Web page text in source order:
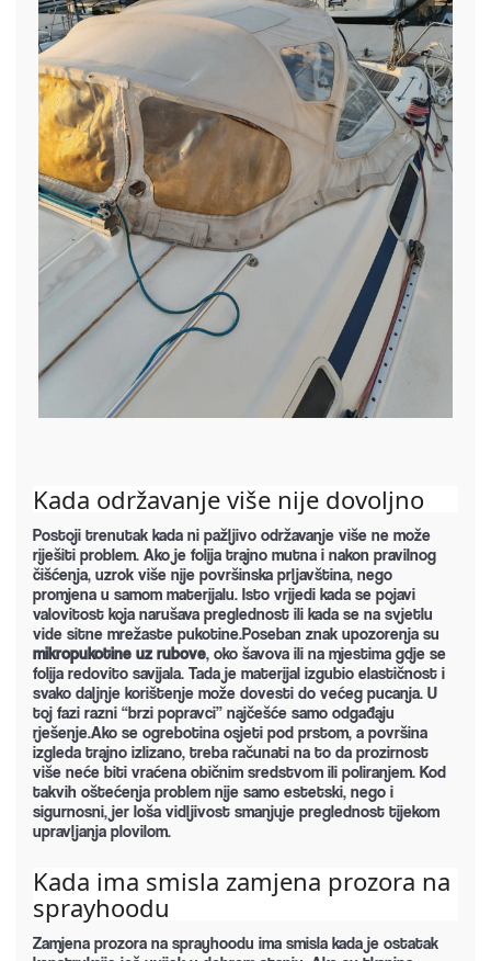
Kada održavanje više nije dovoljno
Postoji trenutak kada ni pažljivo održavanje više ne može
riješiti problem. Ako je folija trajno mutna i nakon pravilnog
čišćenja, uzrok više nije površinska prljavština, nego
promjena u samom materijalu. Isto vrijedi kada se pojavi
valovitost koja narušava preglednost ili kada se na svjetlu
vide sitne mrežaste pukotine.Poseban znak upozorenja su
mikropukotine uz rubove, oko šavova ili na mjestima gdje se
folija redovito savijala. Tada je materijal izgubio elastičnost i
svako daljnje korištenje može dovesti do većeg pucanja. U
toj fazi razni “brzi popravci” najčešće samo odgađaju
rješenje.Ako se ogrebotina osjeti pod prstom, a površina
izgleda trajno izlizano, treba računati na to da prozirnost
više neće biti vraćena običnim sredstvom ili poliranjem. Kod
takvih oštećenja problem nije samo estetski, nego i
sigurnosni, jer loša vidljivost smanjuje preglednost tijekom
upravljanja plovilom.
Kada ima smisla zamjena prozora na
sprayhoodu
Zamjena prozora na sprayhoodu ima smisla kada je ostatak